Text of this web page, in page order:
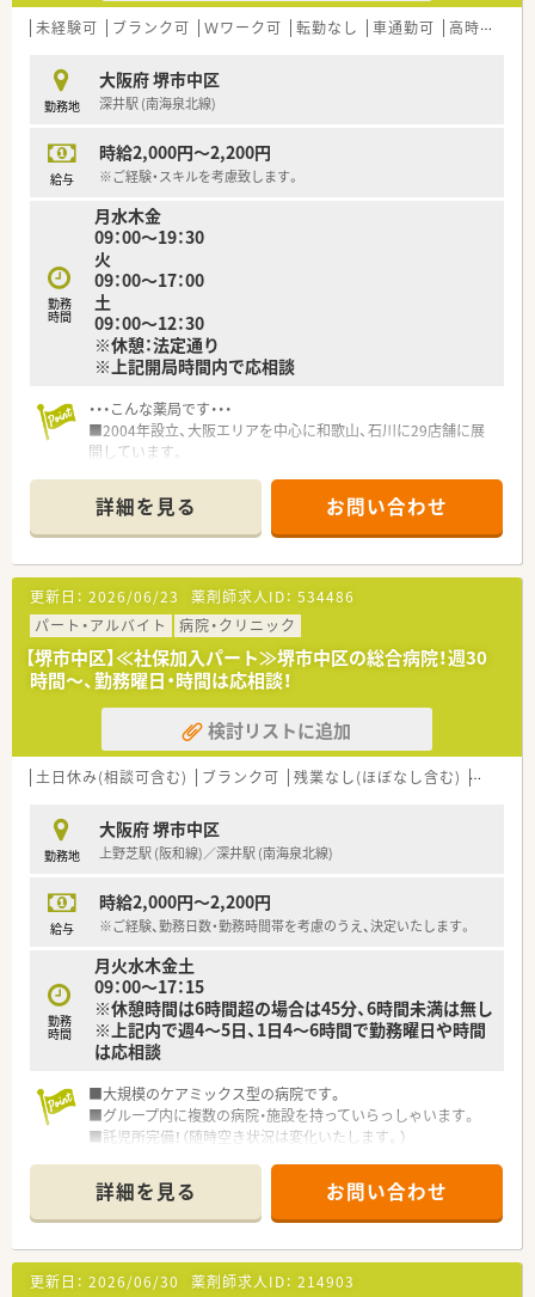
未経験可 ブランク可 Ｗワーク可 転勤なし 車通勤可 高時給(2,500円以上)
勤務地
大阪府 堺市中区
深井駅 (南海泉北線)
給与
時給2,000円～2,200円
※ご経験・スキルを考慮致します。
勤務
時間
月水木金
09：00～19：30
火
09：00～17：00
土
09：00～12：30
※休憩：法定通り
※上記開局時間内で応相談
・・・こんな薬局です・・・
■2004年設立、大阪エリアを中心に和歌山、石川に29店舗に展
開しています。
です。
■出店形態はマンツーマン型が多く、患者様のご家族各世代から
処方箋を応需する地域密着型の薬局です。
■エリア制を取られており、各エリアにマネージャーがいらっし
ゃるので、何かあった際も安心出来る環境です。
■全店で統一して在宅業務のノウハウを生かせるよう取り組ま
れています。
■施設様との関係性も非常に良好ですので、
往診同行・カンファレンスなどもスムーズに行えます。
■平均年齢は、40代中盤となり落ち着いた店舗が多い印象です。
・・・こんな方におすすめ！・・・
■お子様の関係で急なお休みが発生する可能性があり、
ヘルプ体制の整った環境で働きたい方！
■ゆくゆくは正社員で働くことも検討したい方
詳細を見る お問い合わせ
更新日： 2026/06/23 薬剤師求人ID： 534486
パート・アルバイト
病院・クリニック
【堺市中区】≪社保加入パート≫堺市中区の総合病院！週30
時間～、勤務曜日・時間は応相談！
検討リストに追加
土日休み(相談可含む) ブランク可 残業なし(ほぼなし含む) 転勤な
勤務地
大阪府 堺市中区
上野芝駅 (阪和線)／深井駅 (南海泉北線)
給与
時給2,000円～2,200円
※ご経験、勤務日数・勤務時間帯を考慮のうえ、決定いたします。
勤務
時間
月火水木金土
09：00～17：15
※休憩時間は6時間超の場合は45分、6時間未満は無し
※上記内で週4～5日、1日4～6時間で勤務曜日や時間
は応相談
■大規模のケアミックス型の病院です。
■グループ内に複数の病院・施設を持っていらっしゃいます。
■託児所完備！（随時空き状況は変化いたします。）
詳細を見る お問い合わせ
更新日： 2026/06/30 薬剤師求人ID： 214903